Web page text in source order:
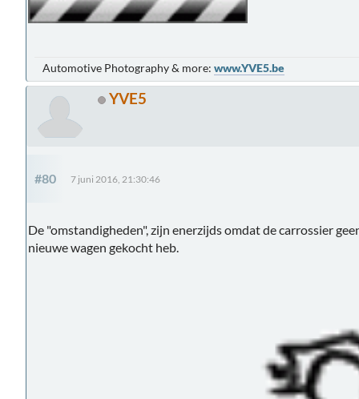
Automotive Photography & more: www.YVE5.be
YVE5
#80 7 juni 2016, 21:30:46
De "omstandigheden", zijn enerzijds omdat de carrossier
nieuwe wagen gekocht heb.